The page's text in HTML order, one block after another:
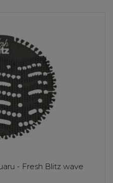
- Fresh Blitz wave